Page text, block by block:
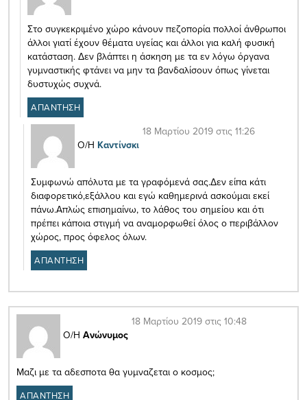
Στο συγκεκριμένο χώρο κάνουν πεζοπορία πολλοί άνθρωποι
άλλοι γιατί έχουν θέματα υγείας και άλλοι για καλή φυσική
κατάσταση. Δεν βλάπτει η άσκηση με τα εν λόγω όργανα
γυμναστικής φτάνει να μην τα βανδαλίσουν όπως γίνεται
δυστυχώς συχνά.
ΑΠΑΝΤΗΣΗ
Ο/Η Καντίνσκι
18 Μαρτίου 2019 στις 11:26
Συμφωνώ απόλυτα με τα γραφόμενά σας.Δεν είπα κάτι
διαφορετικό,εξάλλου και εγώ καθημερινά ασκούμαι εκεί
πάνω.Απλώς επισημαίνω, το λάθος του σημείου και ότι
πρέπει κάποια στιγμή να αναμορφωθεί όλος ο περιβάλλον
χώρος, προς όφελος όλων.
ΑΠΑΝΤΗΣΗ
Ο/Η Ανώνυμος
18 Μαρτίου 2019 στις 10:48
Μαζι με τα αδεσποτα θα γυμναζεται ο κοσμος;
ΑΠΑΝΤΗΣΗ